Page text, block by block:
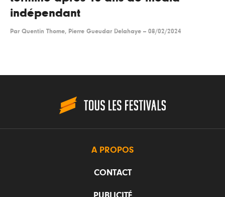
indépendant
Par Quentin Thome, Pierre Gueudar Delahaye -- 08/02/2024
A PROPOS
CONTACT